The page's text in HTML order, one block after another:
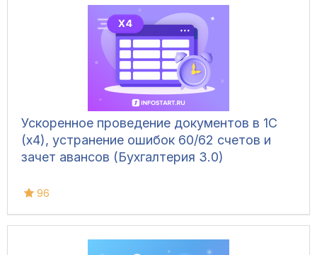
Ускоренное проведение документов в 1С
(x4), устранение ошибок 60/62 счетов и
зачет авансов (Бухгалтерия 3.0)
96